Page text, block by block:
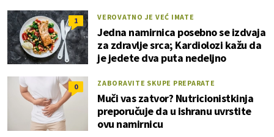
1 VEROVATNO JE VEĆ IMATE
Jedna namirnica posebno se izdvaja
za zdravlje srca; Kardiolozi kažu da
je jedete dva puta nedeljno
0 ZABORAVITE SKUPE PREPARATE
Muči vas zatvor? Nutricionistkinja
preporučuje da u ishranu uvrstite
ovu namirnicu